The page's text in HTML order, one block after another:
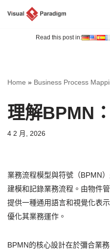
Read this post in:
Home » Business Process
理解BPMN
4 2 月, 2026
業務流程模型與符號（BPMN
建模和記錄業務流程。由物件
提供一種通用語言和視覺化表
優化其業務運作。
BPMN的核心設計在於彌合業